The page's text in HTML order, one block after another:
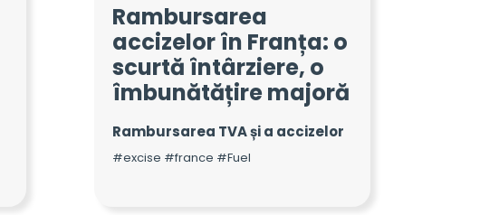
Rambursarea
accizelor în Franța: o
scurtă întârziere, o
îmbunătățire majoră
Rambursarea TVA și a accizelor
#excise #france #Fuel